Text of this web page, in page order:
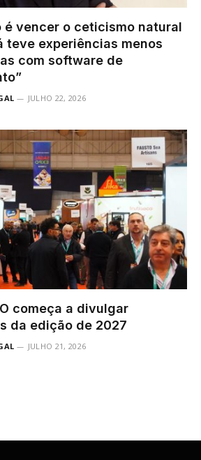
é vencer o ceticismo natural
teve experiências menos
com software de
JULHO 22, 2026
começa a divulgar
da edição de 2027
JULHO 21, 2026